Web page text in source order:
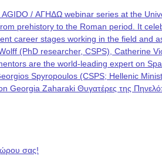
/ ΑΓΗΔΩ webinar series at the
prehistory to the Roman period. It
career stages working in the field and
(PhD researcher, CSPS), Catherine
are the world-leading expert on
Spyropoulos (CSPS; Hellenic
Georgia Zaharaki Θυγατέρες της
σας!